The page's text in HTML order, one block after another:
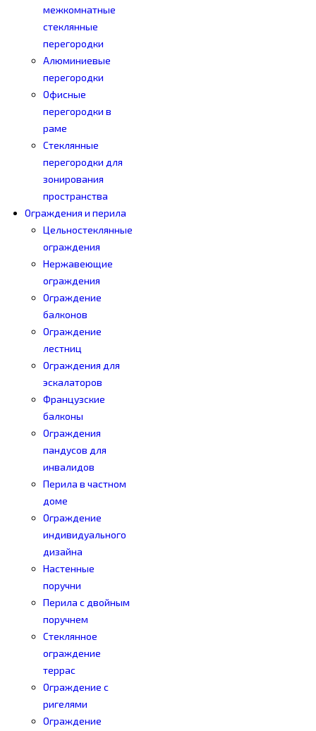
межкомнатные
стеклянные
перегородки
Алюминиевые
перегородки
Офисные
перегородки в
раме
Стеклянные
перегородки для
зонирования
пространства
Ограждения и перила
Цельностеклянные
ограждения
Нержавеющие
ограждения
Ограждение
балконов
Ограждение
лестниц
Ограждения для
эскалаторов
Французские
балконы
Ограждения
пандусов для
инвалидов
Перила в частном
доме
Ограждение
индивидуального
дизайна
Настенные
поручни
Перила с двойным
поручнем
Стеклянное
ограждение
террас
Ограждение с
ригелями
Ограждение